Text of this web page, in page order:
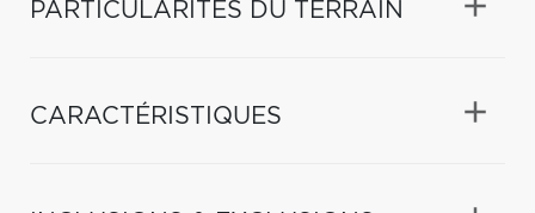
PARTICULARITÉS DU TERRAIN
CARACTÉRISTIQUES